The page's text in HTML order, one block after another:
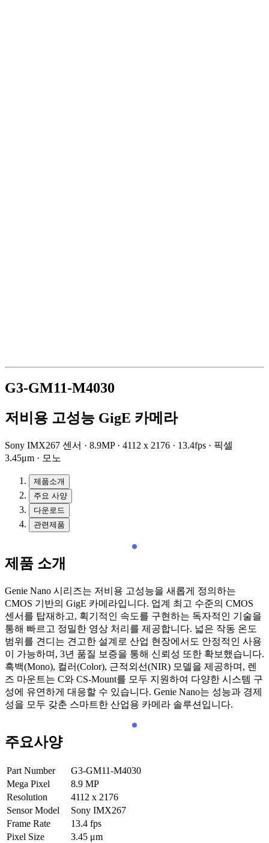
G3-GM11-M4030
저비용 고성능 GigE 카메라
Sony IMX267 센서 · 8.9MP · 4112 x 2176 · 13.4fps · 픽셀
3.45μm · 모노
제품소개
주요 사양
다운로드
관련제품
제품 소개
Genie Nano 시리즈는 저비용 고성능을 새롭게 정의하는
CMOS 기반의 GigE 카메라입니다. 업계 최고 수준의 CMOS
센서를 탑재하고, 획기적인 속도를 구현하는 독자적인 기술을
통해 빠르고 정밀한 영상 처리를 제공합니다. 넓은 작동 온도
범위를 견디는 견고한 설계로 산업 현장에서도 안정적인 사용
이 가능하며, 3년 품질 보증을 통해 신뢰성 또한 확보했습니다.
흑백(Mono), 컬러(Color), 근적외선(NIR) 모델을 제공하며, 렌
즈 마운트는 C와 CS-Mount를 모두 지원하여 다양한 시스템 구
성에 유연하게 대응할 수 있습니다. Genie Nano는 성능과 경제
성을 모두 갖춘 스마트한 산업용 카메라 솔루션입니다.
주요사양
Part Number
G3-GM11-M4030
Mega Pixel
8.9 MP
Resolution
4112 x 2176
Sensor Model
Sony IMX267
Frame Rate
13.4 fps
Pixel Size
3.45 μm